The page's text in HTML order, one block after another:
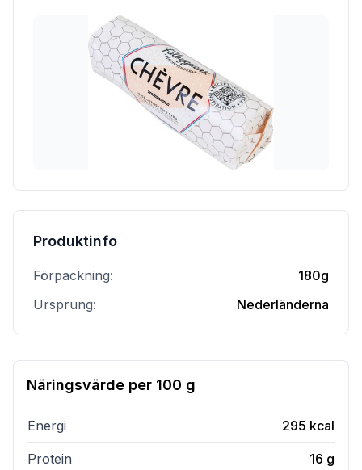
Produktinfo
Förpackning:
180g
Ursprung:
Nederländerna
Näringsvärde per 100 g
Energi 295 kcal
Protein 16 g